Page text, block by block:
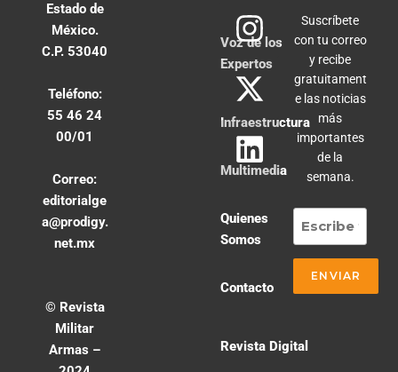
Estado de
México.
C.P. 53040
Teléfono:
55 46 24
00/01
Correo:
editorialge
a@prodigy.
net.mx
© Revista
Militar
Armas –
Voz de los
Expertos
Infraestructura
Multimedia
Quienes
Somos
Contacto
Revista Digital
Suscríbete
con tu correo
y recibe
gratuitament
e las noticias
más
importantes
de la
semana.